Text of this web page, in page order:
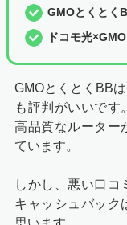
GMOとくとく
ドコモ光
GMOとくとくBB
も評判がいいです
高品質なルーター
ています。
しかし、悪い口コ
キャッシュバック